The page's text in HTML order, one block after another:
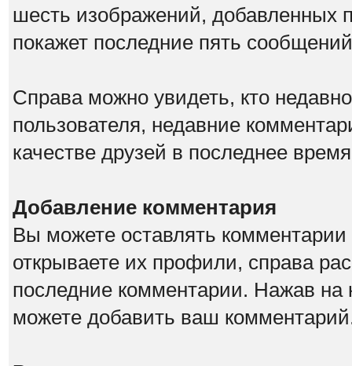
шесть изображений, добавленных
покажет последние пять
Справа можно увидеть, кто
пользователя, недавние
качестве друзей в последнее
Добавление комментария
Вы можете оставлять комментарии
открываете их профили, справа
последние комментарии. Нажав на
можете добавить ваш